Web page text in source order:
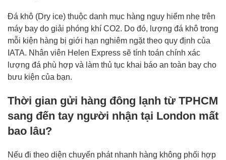
Đá khô (Dry ice) thuộc danh mục hàng nguy hiểm nhẹ trên
máy bay do giải phóng khí CO2. Do đó, lượng đá khô trong
mỗi kiện hàng bị giới hạn nghiêm ngặt theo quy định của
IATA. Nhân viên Helen Express sẽ tính toán chính xác
lượng đá phù hợp và làm thủ tục khai báo an toàn bay cho
bưu kiện của bạn.
Thời gian gửi hàng đông lạnh từ TPHCM
sang đến tay người nhận tại London mất
bao lâu?
Nếu đi theo diện chuyển phát nhanh hàng không phối hợp